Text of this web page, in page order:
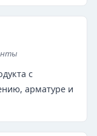
с
арматуре и